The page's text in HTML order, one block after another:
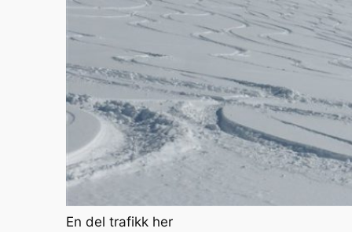
En del trafikk her